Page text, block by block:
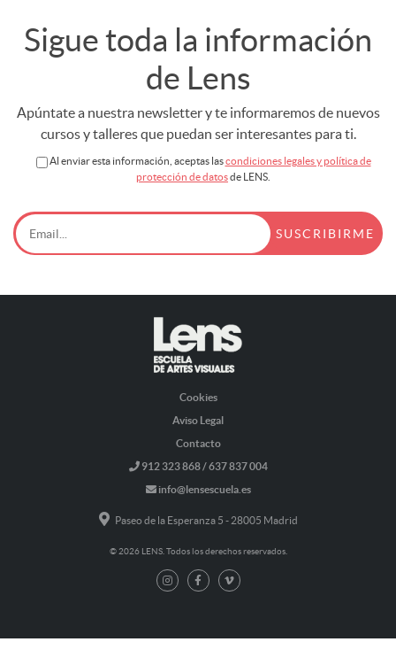
Sigue toda la información
de Lens
Apúntate a nuestra newsletter y te informaremos de nuevos
cursos y talleres que puedan ser interesantes para ti.
Al enviar esta información, aceptas lascondiciones legales y política de
protección de datosde LENS.
Cookies
Aviso Legal
Contacto
912 323 868 / 637 837 004
info@lensescuela.es
Paseo de la Esperanza 5 - 28005 Madrid
© 2026 LENS. Todos los derechos reservados.